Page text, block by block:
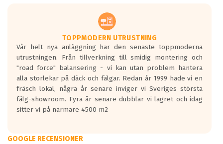
TOPPMODERN UTRUSTNING
Vår helt nya anläggning har den senaste toppmoderna
utrustningen. Från tillverkning till smidig montering och
"road force" balansering - vi kan utan problem hantera
alla storlekar på däck och fälgar. Redan år 1999 hade vi en
fräsch lokal, några år senare inviger vi Sveriges största
fälg-showroom. Fyra år senare dubblar vi lagret och idag
sitter vi på närmare 4500 m2
GOOGLE RECENSIONER